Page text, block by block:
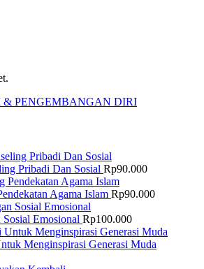
& PENGEMBANGAN DIRI
Pribadi Dan Sosial Rp90.000
Agama Islam Rp90.000
Sosial Emosional Rp100.000
Menginspirasi Generasi Muda